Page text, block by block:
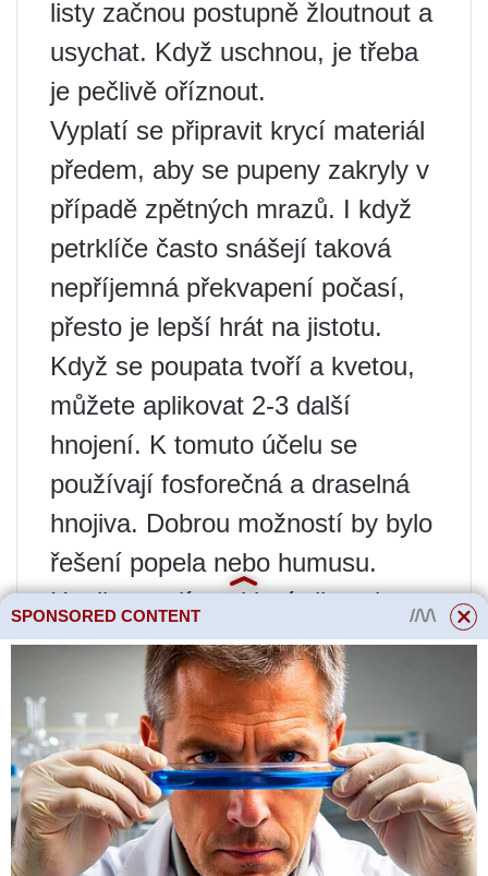
listy začnou postupně žloutnout a
usychat. Když uschnou, je třeba
je pečlivě oříznout.
Vyplatí se připravit krycí materiál
předem, aby se pupeny zakryly v
případě zpětných mrazů. I když
petrklíče často snášejí taková
nepříjemná překvapení počasí,
přesto je lepší hrát na jistotu.
Když se poupata tvoří a kvetou,
můžete aplikovat 2-3 další
hnojení. K tomuto účelu se
používají fosforečná a draselná
hnojiva. Dobrou možností by bylo
řešení popela nebo humusu.
Hnojiva mají pozitivní vliv nejen
přímo na kvetení, ale také na
správnou tvorbu a uchování
cibulí. Pokud zanedbáte krmení,
cibulky se mohou zdeformovat a
postupně se zmenšovat.
Nezapomínejte na preventivní
SPONSORED CONTENT